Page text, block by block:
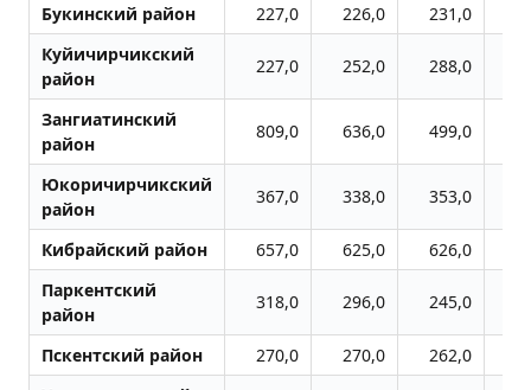
Букинский район 227,0 226,0 231,0
Куйичирчикский
район
227,0 252,0 288,0
Зангиатинский
район
809,0 636,0 499,0
Юкоричирчикский
район
367,0 338,0 353,0
Кибрайский район 657,0 625,0 626,0
Паркентский
район
318,0 296,0 245,0
Пскентский район 270,0 270,0 262,0